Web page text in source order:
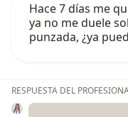
Hace 7 días me
ya no me duele
punzada, ¿ya
RESPUESTA DEL